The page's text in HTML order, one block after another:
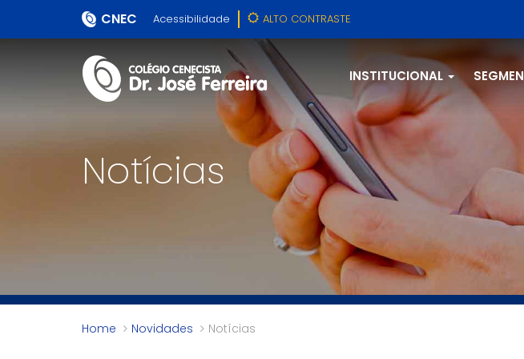
CNEC Acessibilidade ALTO CONTRASTE
INSTITUCIONAL
Notícias
Home Novidades Notícias